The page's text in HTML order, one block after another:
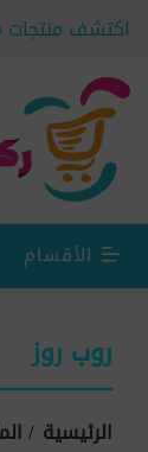
اكتشف
الأقسام
روب روز
الرئيسية /